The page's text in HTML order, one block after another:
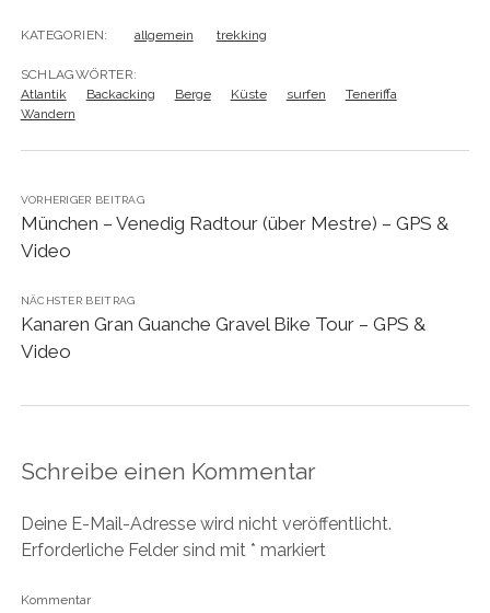
KATEGORIEN: allgemein trekking
SCHLAGWÖRTER:
Atlantik
Backacking Berge Küste surfen
Teneriffa
Wandern
VORHERIGER BEITRAG
München – Venedig Radtour (über Mestre) – GPS &
Video
NÄCHSTER BEITRAG
Kanaren Gran Guanche Gravel Bike Tour – GPS &
Video
Schreibe einen Kommentar
Deine E-Mail-Adresse wird nicht veröffentlicht.
Erforderliche Felder sind mit * markiert
Kommentar